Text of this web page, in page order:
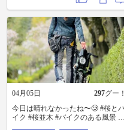
04月05日 297グー！
今日は晴れなかったね〜🥲 #桜とバ
イク #桜並木 #バイクのある風景 #